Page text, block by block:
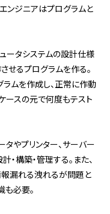
ンジニアはプログラムと
ュータシステムの設計仕様
せるプログラムを作る。
ムを作成し、正常に作動
ースの元で何度もテスト
タやプリンター、サーバー
構築・管理する。また、
報漏れる洩れるが問題と
必要。